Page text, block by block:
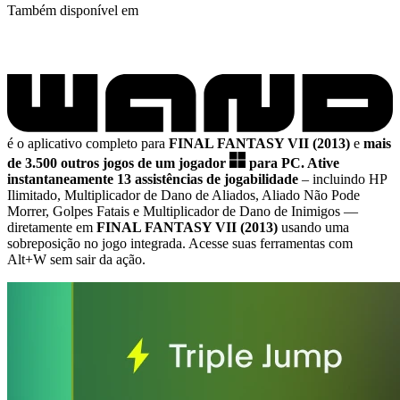
Também disponível em
é o aplicativo completo para FINAL FANTASY VII (2013) e mais
de 3.500 outros jogos de um jogador
para PC. Ative
instantaneamente 13 assistências de jogabilidade – incluindo HP
Ilimitado, Multiplicador de Dano de Aliados, Aliado Não Pode
Morrer, Golpes Fatais e Multiplicador de Dano de Inimigos —
diretamente em FINAL FANTASY VII (2013) usando uma
sobreposição no jogo integrada. Acesse suas ferramentas com
Alt+W sem sair da ação.